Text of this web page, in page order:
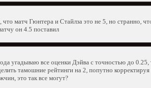
матч Гюнтера и Стайлза это не 5, но странно,
он 4.5 поставил
угадываю все оценки Дэйва с точностью до 0.25,
тамошние рейтинги на 2, попутно
это так все могут?